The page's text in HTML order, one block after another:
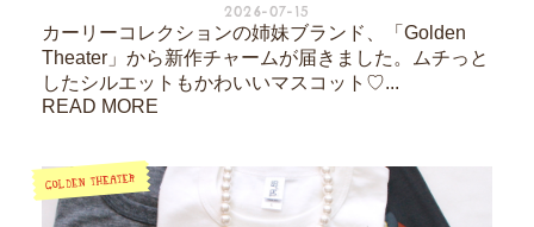
2026-07-15
カーリーコレクションの姉妹ブランド、「Golden
Theater」から新作チャームが届きました。ムチっと
したシルエットもかわいいマスコット♡...
READ MORE